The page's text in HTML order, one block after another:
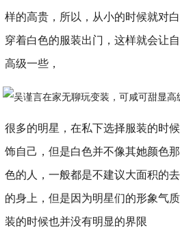
样的高贵，所以，从小的时候就对
穿着白色的服装出门，这样就会让
高级一些，
很多的明星，在私下选择服装的时
饰自己，但是白色并不像其她颜色
色的人，一般都是不建议大面积的
的身上，但是因为明星们的形象气
装的时候也并没有明显的界限